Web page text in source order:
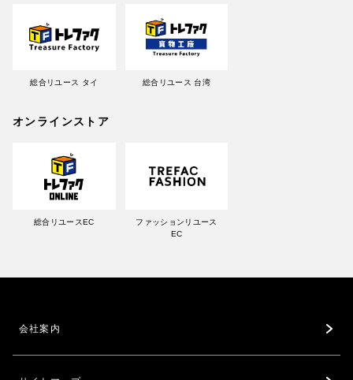
総合リユース タイ 総合リユース 台湾
オンラインストア
総合リユースEC
ファッションリユース
EC
会社案内